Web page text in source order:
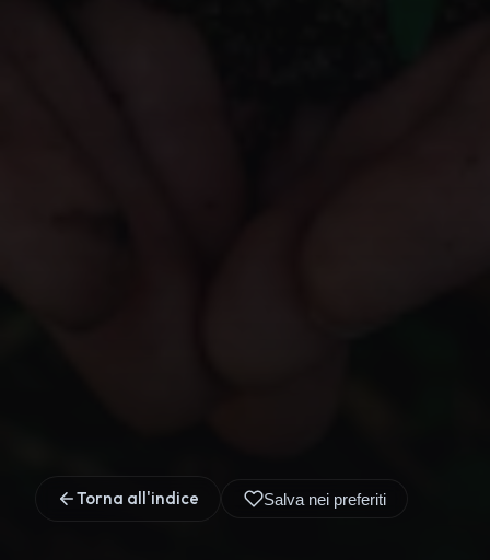
Torna all'indice Salva nei preferiti